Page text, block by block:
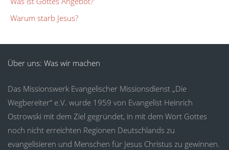
Warum starb Jesus?
Über uns: Was wir machen
Das Missionswerk Evangelischer Missionsdienst „Die
Wegbereiter“ e.V. wurde 1959 von Evangelist Heinrich
Ostrowski mit dem Ziel gegründet, in mit dem Wort Gottes
noch nicht erreichten Regionen Deutschlands zu
evangelisieren und Menschen für Jesus Christus zu gewinnen.